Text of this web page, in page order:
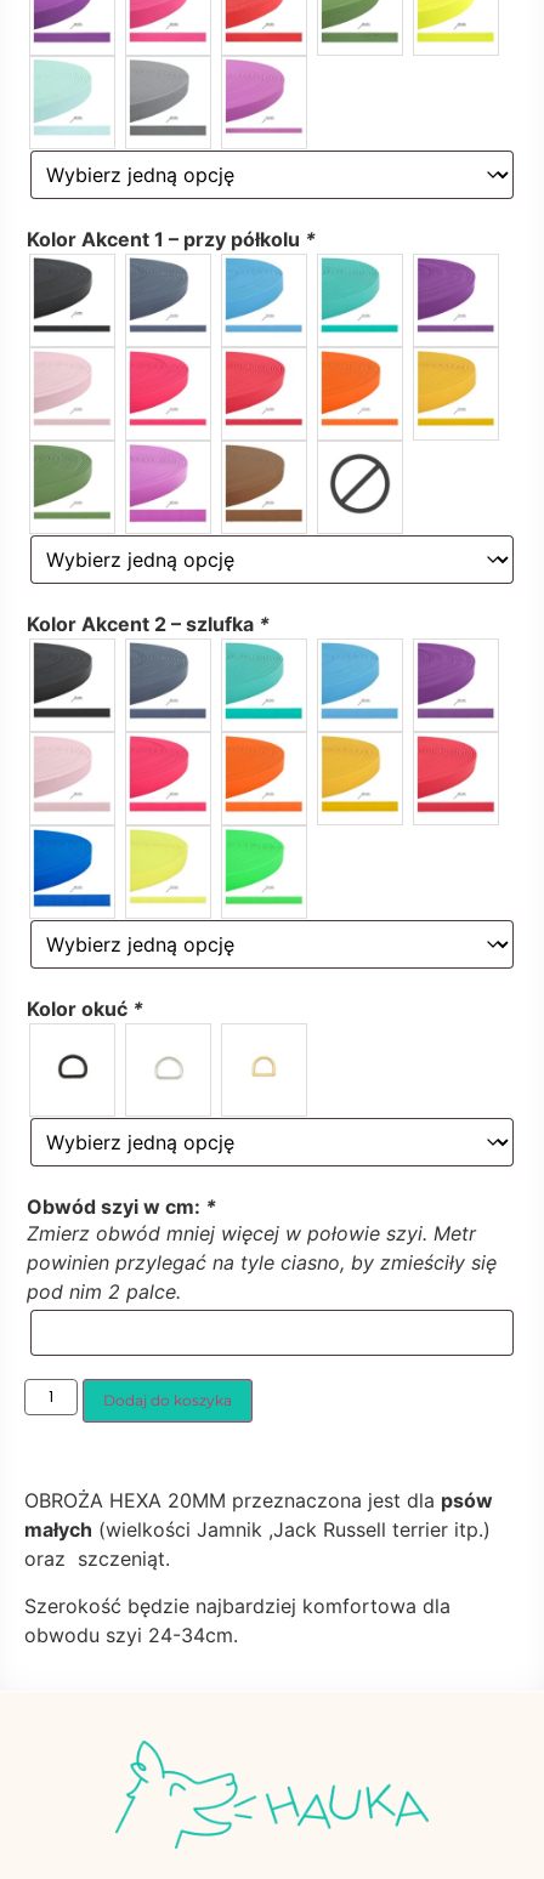
Kolor Akcent 1 – przy półkolu *
Kolor Akcent 2 – szlufka *
Kolor okuć *
Obwód szyi w cm: *
Zmierz obwód mniej więcej w połowie szyi. Metr
powinien przylegać na tyle ciasno, by zmieściły się
pod nim 2 palce.
Dodaj do koszyka
OBROŻA HEXA 20MM przeznaczona jest dla psów
małych (wielkości Jamnik ,Jack Russell terrier itp.)
oraz szczeniąt.
Szerokość będzie najbardziej komfortowa dla
obwodu szyi 24-34cm.